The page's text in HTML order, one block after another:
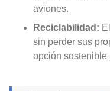
aviones.
Reciclabilidad:
sin perder sus
opción sostenible